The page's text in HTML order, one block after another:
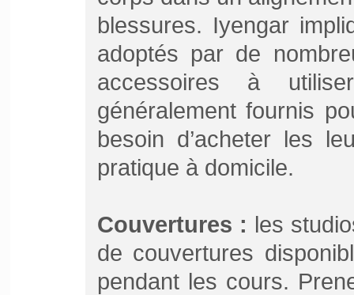
blessures. Iyengar
adoptés par de
accessoires à
généralement fournis
besoin d’acheter les
pratique à domicile.
Couvertures : les
de couvertures
pendant les cours.